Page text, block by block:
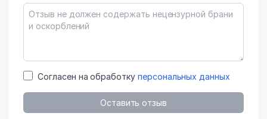
Согласен на обработку персональных данных
Оставить отзыв